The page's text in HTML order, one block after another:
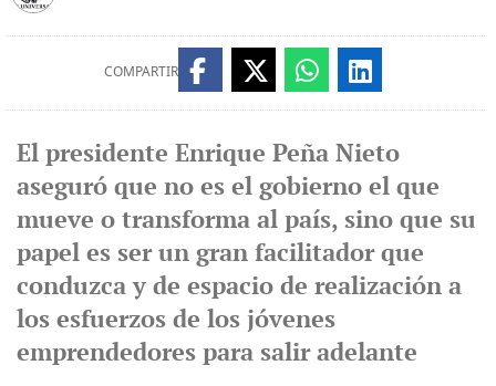
COMPARTIR
El presidente Enrique Peña Nieto
aseguró que no es el gobierno el que
mueve o transforma al país, sino que su
papel es ser un gran facilitador que
conduzca y de espacio de realización a
los esfuerzos de los jóvenes
emprendedores para salir adelante